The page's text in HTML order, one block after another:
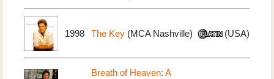
1998 The Key (MCA Nashville) (USA)
Breath of Heaven: A